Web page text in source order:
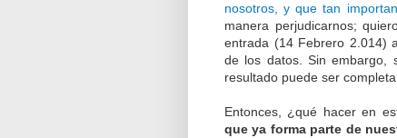
nosotros, y que tan
manera perjudicarnos;
entrada (14 Febrero 2.014)
de los datos. Sin embargo,
resultado puede ser
Entonces, ¿qué hacer en
que ya forma parte de